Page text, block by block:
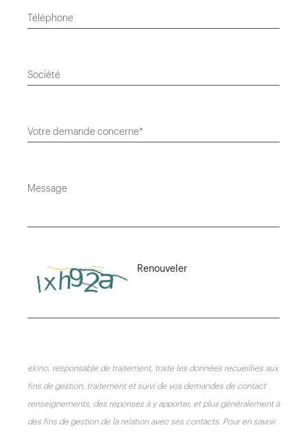
Téléphone
Société
Votre demande concerne*
Message
Renouveler
Saisissez le code suivant*
ekino, responsable de traitement, traite les données recueillies aux
fins de gestion, traitement et suivi de vos demandes de contact
renseignements, des réponses à y apporter, et plus généralement à
des fins de gestion de la relation avec ses contacts. Pour en savoir